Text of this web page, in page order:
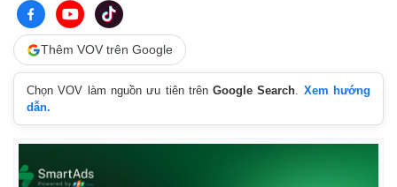
Thêm VOV trên Google
Chọn VOV làm nguồn ưu tiên trênGoogle Search. Xem hướng
dẫn.